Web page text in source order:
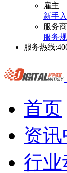
雇主
新手
服务商
服务
服务热线:
首页
资
行业